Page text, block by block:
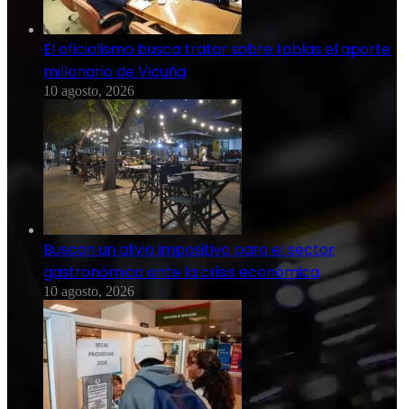
El oficialismo busca tratar sobre tablas el aporte
millonario de Vicuña
10 agosto, 2026
Buscan un alivio impositivo para el sector
gastronómico ante la crisis económica
10 agosto, 2026